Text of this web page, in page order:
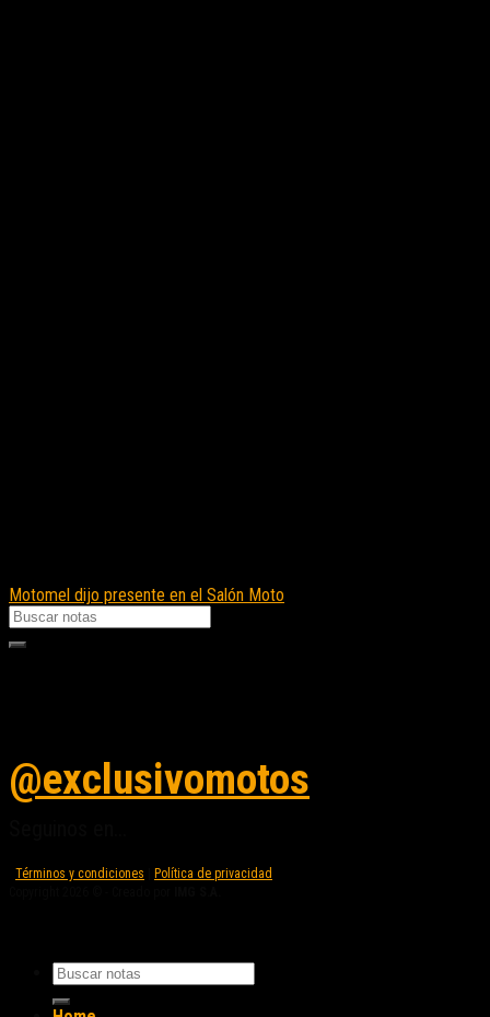
Motomel dijo presente en el Salón Moto
@exclusivomotos
Términos y condiciones
Política de privacidad